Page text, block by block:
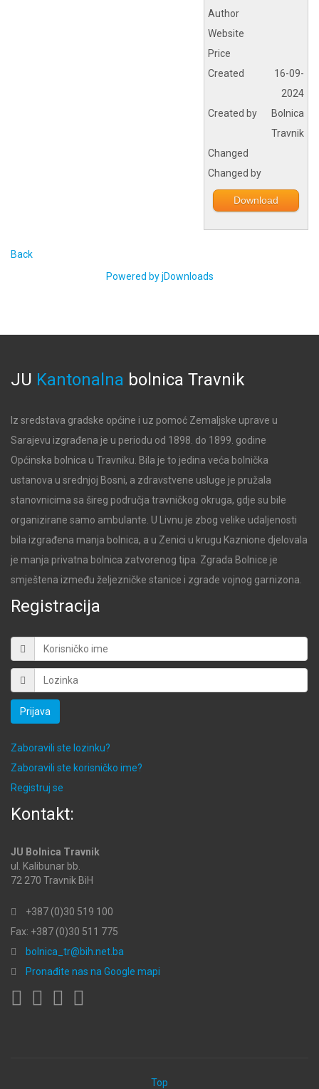
Author
Website
Price
Created
16-09-
2024
Created by
Bolnica
Travnik
Changed
Changed by
Download
Back
Powered by jDownloads
JU Kantonalna bolnica Travnik
Iz sredstava gradske općine i uz pomoć Zemaljske uprave u
Sarajevu izgrađena je u periodu od 1898. do 1899. godine
Općinska bolnica u Travniku. Bila je to jedina veća bolnička
ustanova u srednjoj Bosni, a zdravstvene usluge je pružala
stanovnicima sa šireg područja travničkog okruga, gdje su bile
organizirane samo ambulante. U Livnu je zbog velike udaljenosti
bila izgrađena manja bolnica, a u Zenici u krugu Kaznione djelovala
je manja privatna bolnica zatvorenog tipa. Zgrada Bolnice je
smještena između željezničke stanice i zgrade vojnog garnizona.
Registracija
Prijava
Zaboravili ste lozinku?
Zaboravili ste korisničko ime?
Registruj se
Kontakt:
JU Bolnica Travnik
ul. Kalibunar bb.
72 270 Travnik BiH
+387 (0)30 519 100
Fax: +387 (0)30 511 775
bolnica_tr@bih.net.ba
Pronađite nas na Google mapi
Top